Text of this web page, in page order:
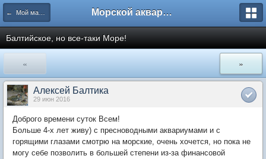
← Мой маленький морской аквариум Морской аквариум. Форумы ReefCentral.ru
Балтийское, но все-таки Море!
« »
Алексей Балтика
29 июн 2016
Доброго времени суток Всем!
Больше 4-х лет живу) с пресноводными аквариумами и с
горящими глазами смотрю на морские, очень хочется, но пока не
могу себе позволить в большей степени из-за финансовой